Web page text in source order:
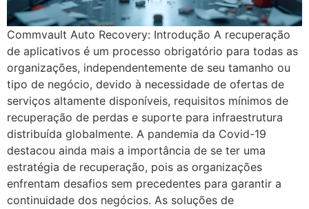
Commvault Auto Recovery: Introdução A recuperação
de aplicativos é um processo obrigatório para todas as
organizações, independentemente de seu tamanho ou
tipo de negócio, devido à necessidade de ofertas de
serviços altamente disponíveis, requisitos mínimos de
recuperação de perdas e suporte para infraestrutura
distribuída globalmente. A pandemia da Covid-19
destacou ainda mais a importância de se ter uma
estratégia de recuperação, pois as organizações
enfrentam desafios sem precedentes para garantir a
continuidade dos negócios. As soluções de